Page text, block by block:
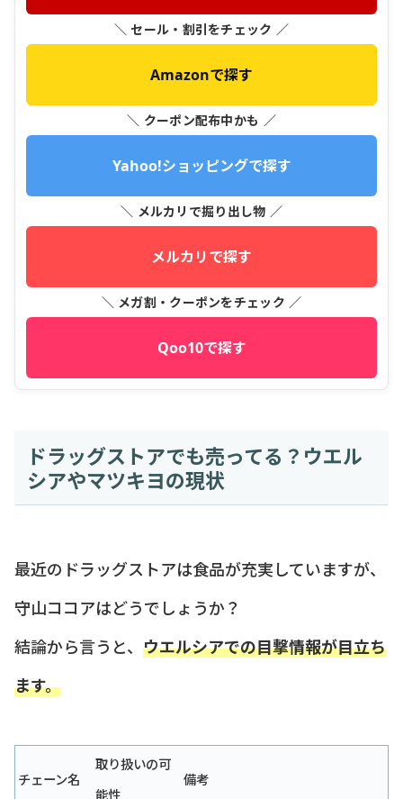
＼ セール・割引をチェック ／
Amazonで探す
＼ クーポン配布中かも ／
Yahoo!ショッピングで探す
＼ メルカリで掘り出し物 ／
メルカリで探す
＼ メガ割・クーポンをチェック ／
Qoo10で探す
ドラッグストアでも売ってる？ウエル
シアやマツキヨの現状
最近のドラッグストアは食品が充実していますが、
守山ココアはどうでしょうか？
結論から言うと、 ウエルシアでの目撃情報が目立ち
ます。
チェーン名
取り扱いの可
能性
備考